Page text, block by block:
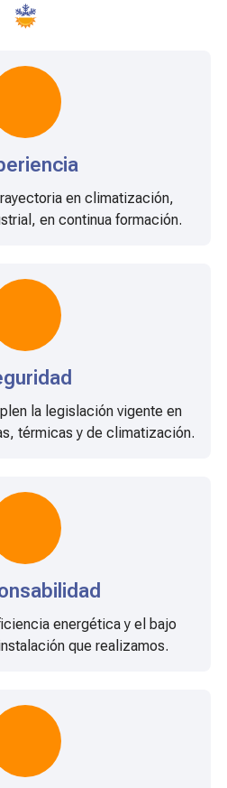
en climatización,
en continua formación.
la legislación vigente en
térmicas y de climatización.
energética y el bajo
que realizamos.